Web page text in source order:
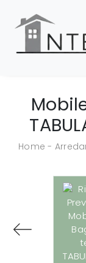
Home -